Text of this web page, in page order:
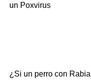
un Poxvirus
¿Si un perro con